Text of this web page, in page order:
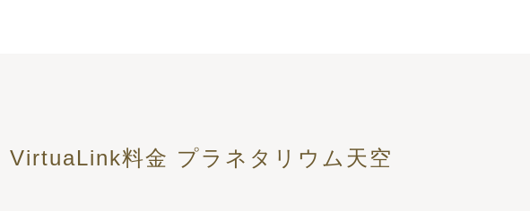
VirtuaLink料金 プラネタリウム天空